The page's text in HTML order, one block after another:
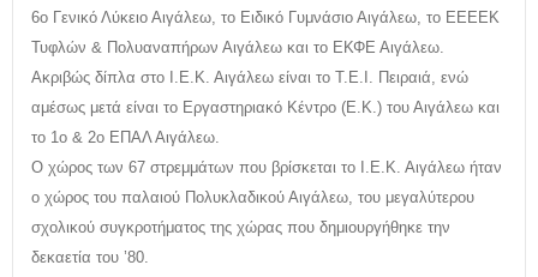
6ο Γενικό Λύκειο Αιγάλεω, το Ειδικό Γυμνάσιο Αιγάλεω, το ΕΕΕΕΚ
Τυφλών & Πολυαναπήρων Αιγάλεω και το ΕΚΦΕ Αιγάλεω.
Ακριβώς δίπλα στο Ι.Ε.Κ. Αιγάλεω είναι το Τ.Ε.Ι. Πειραιά, ενώ
αμέσως μετά είναι το Εργαστηριακό Κέντρο (Ε.Κ.) του Αιγάλεω και
το 1ο & 2ο ΕΠΑΛ Αιγάλεω.
Ο χώρος των 67 στρεμμάτων που βρίσκεται το Ι.Ε.Κ. Αιγάλεω ήταν
ο χώρος του παλαιού Πολυκλαδικού Αιγάλεω, του μεγαλύτερου
σχολικού συγκροτήματος της χώρας που δημιουργήθηκε την
δεκαετία του ’80.